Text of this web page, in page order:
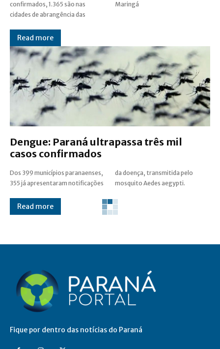
confirmados, 1.365 são nas
cidades de abrangência das
Maringá
Read more
Dengue: Paraná ultrapassa três mil
casos confirmados
Dos 399 municípios paranaenses,
355 já apresentaram notificações
da doença, transmitida pelo
mosquito Aedes aegypti.
Read more
Fique por dentro das notícias do Paraná